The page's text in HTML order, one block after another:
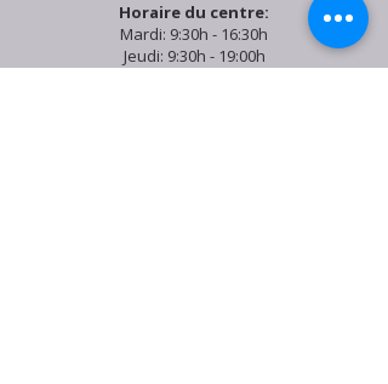
Horaire du centre:
Mardi: 9:30h - 16:30h
Jeudi: 9:30h - 19:00h